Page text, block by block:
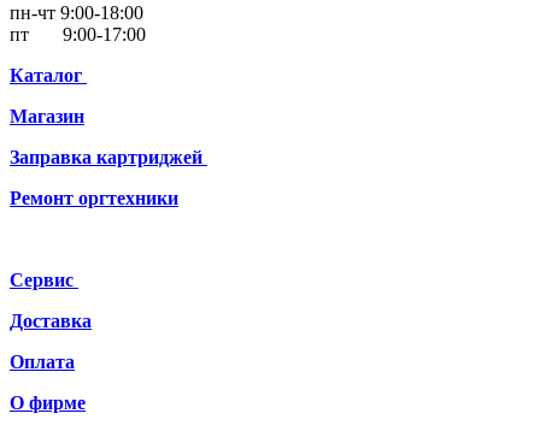
пн-чт 9:00-18:00
пт 9:00-17:00
Каталог
Магазин
Заправка картриджей
Ремонт оргтехники
Сервис
Доставка
Оплата
О фирме